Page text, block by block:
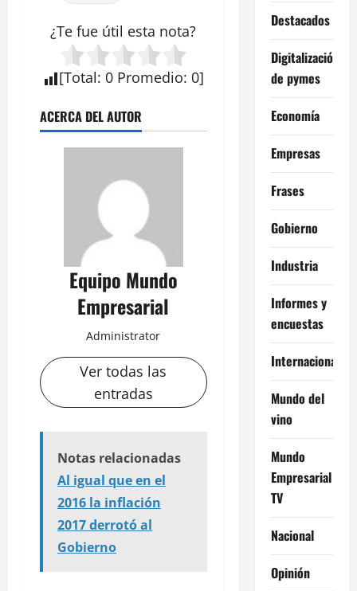
¿Te fue útil esta nota?
[Total: 0 Promedio: 0]
ACERCA DEL AUTOR
Equipo Mundo
Empresarial
Administrator
Ver todas las
entradas
Notas relacionadas
Al igual que en el
2016 la inflación
2017 derrotó al
Gobierno
Destacados
Digitalización
de pymes
Economía
Empresas
Frases
Gobierno
Industria
Informes y
encuestas
Internacional
Mundo del
vino
Mundo
Empresarial
TV
Nacional
Opinión